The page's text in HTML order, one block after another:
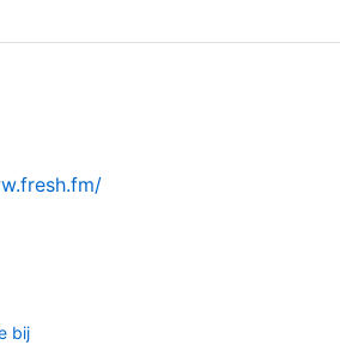
bij